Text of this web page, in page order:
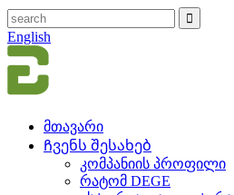
English
მთავარი
Ჩვენს შესახებ
კომპანიის პროფილი
რატომ DEGE